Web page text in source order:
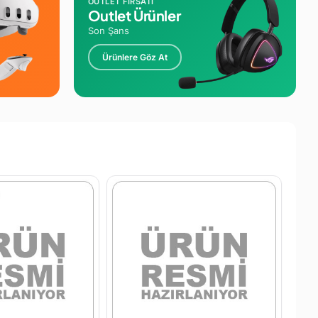
Outlet Ürünler
Son Şans
Ürünlere Göz At